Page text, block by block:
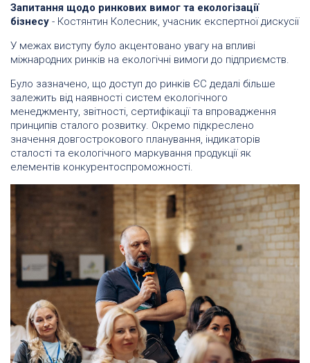
Запитання щодо ринкових вимог та екологізації
бізнесу - Костянтин Колесник, учасник експертної дискусії
У межах виступу було акцентовано увагу на впливі
міжнародних ринків на екологічні вимоги до підприємств.
Було зазначено, що доступ до ринків ЄС дедалі більше
залежить від наявності систем екологічного
менеджменту, звітності, сертифікації та впровадження
принципів сталого розвитку. Окремо підкреслено
значення довгострокового планування, індикаторів
сталості та екологічного маркування продукції як
елементів конкурентоспроможності.